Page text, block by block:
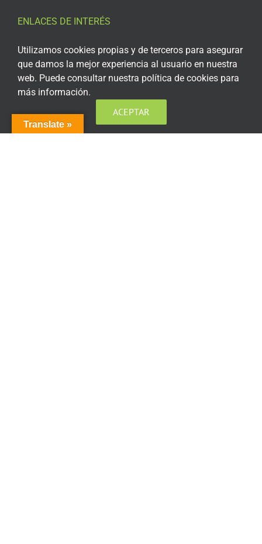
ENLACES DE INTERÉS
Aviso Legal
Política de privacidad
Política de privacidad Redes Sociales
Política de cookies
Translate »
Utilizamos cookies propias y de terceros para asegurar
que damos la mejor experiencia al usuario en nuestra
web. Puede consultar nuestra política de cookies para
más información.
ACEPTAR